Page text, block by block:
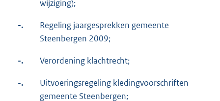
wijziging);
-.
Regeling jaargesprekken gemeente
Steenbergen 2009;
-. Verordening klachtrecht;
-.
Uitvoeringsregeling kledingvoorschriften
gemeente Steenbergen;